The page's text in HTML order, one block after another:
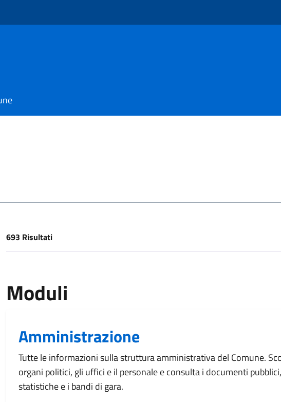
[results] Risultati
693 Risultati
Moduli
Amministrazione
Tutte le informazioni sulla struttura amministrativa del Comune.
organi politici, gli uffici e il personale e consulta i documenti
statistiche e i bandi di gara.